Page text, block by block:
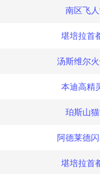
南区飞
堪培拉首
汤斯维尔
本迪高精
珀斯山
阿德莱德
堪培拉首